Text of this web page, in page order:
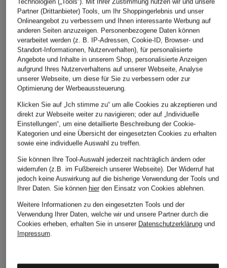
Calvin Klein
Bustier ICON
47,90 €
HUGO
Triangel-BH HUGO
ID
Skiny
Triangel-BH
CLASSICOTTON
Partner (Drittanbieter) Tools, um Ihr Shoppingerlebnis und unser
Onlineangebot zu verbessern und Ihnen interessante Werbung auf
anderen Seiten anzuzeigen. Personenbezogene Daten können
verarbeitet werden (z. B. IP-Adressen, Cookie-ID, Browser- und
Standort-Informationen, Nutzerverhalten), für personalisierte
Angebote und Inhalte in unserem Shop, personalisierte Anzeigen
aufgrund Ihres Nutzerverhaltens auf unserer Webseite, Analyse
unserer Webseite, um diese für Sie zu verbessern oder zur
Optimierung der Werbeaussteuerung.
Klicken Sie auf „Ich stimme zu“ um alle Cookies zu akzeptieren und
direkt zur Webseite weiter zu navigieren; oder auf „Individuelle
Einstellungen“, um eine detaillierte Beschreibung der Cookie-
Kategorien und eine Übersicht der eingesetzten Cookies zu erhalten
sowie eine individuelle Auswahl zu treffen.
Sie können Ihre Tool-Auswahl jederzeit nachträglich ändern oder
widerrufen (z.B. im Fußbereich unserer Webseite). Der Widerruf hat
jedoch keine Auswirkung auf die bisherige Verwendung der Tools und
Ihrer Daten. Sie können hierden Einsatz von Cookies ablehnen.
Weitere Informationen zu den eingesetzten Tools und der
Verwendung Ihrer Daten, welche wir und unsere Partner durch die
Cookies erheben, erhalten Sie in unserer Datenschutzerklärungund
Impressum.